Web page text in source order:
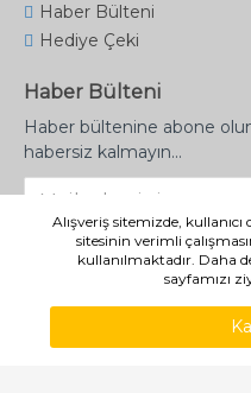
WHATSAPP SIPARIŞ
Haber Bülteni
Hediye Çeki
Haber Bülteni
Haber bültenine abone
habersiz kalmayın...
Alışveriş sitemizde,
sitesinin verimli
kullanılmaktadır. Daha
sayfamızı